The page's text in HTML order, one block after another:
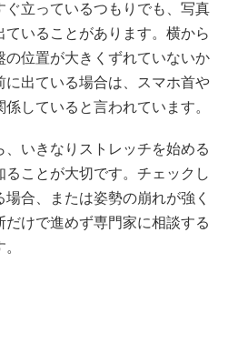
立っているつもりでも、写真
いることがあります。横から
の位置が大きくずれていないか
に出ている場合は、スマホ首や
していると言われています。
いきなりストレッチを始める
ることが大切です。チェックし
合、または姿勢の崩れが強く
けで進めず専門家に相談する